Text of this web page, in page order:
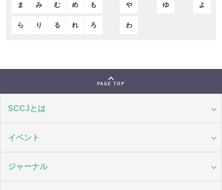
ま み む め も や ゆ よ
ら り る れ ろ わ
PAGE TOP
SCCJとは
イベント
ジャーナル